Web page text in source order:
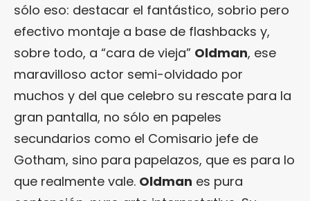
sólo eso: destacar el fantástico, sobrio pero
efectivo montaje a base de flashbacks y,
sobre todo, a “cara de vieja” Oldman, ese
maravilloso actor semi-olvidado por
muchos y del que celebro su rescate para la
gran pantalla, no sólo en papeles
secundarios como el Comisario jefe de
Gotham, sino para papelazos, que es para lo
que realmente vale. Oldman es pura